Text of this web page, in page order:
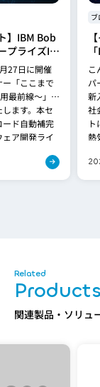
】IBM Bob
プライズIT
発パート
27日に開催
「ここまで
最前線〜」の
ます。本セ
ド自動補完
ア開発ライ
ブ
こ
パ
新
社
熱
関連製品・ソリュ